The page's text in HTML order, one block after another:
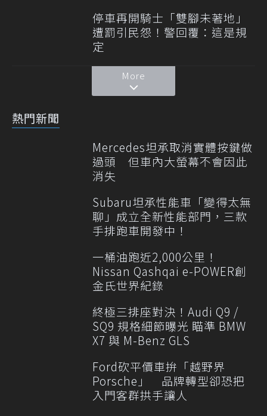
停車再開騎士「雙腳未著地」
遭罰引民怨！警回覆：這是規
定
More
熱門新聞
Mercedes坦承取消實體按鍵做
過頭 但車內大螢幕不會因此
消失
Subaru坦承性能車「變得太無
聊」成立全新性能部門，三款
手排跑車開發中！
一桶油跑近2,000公里！
Nissan Qashqai e-POWER創
金氏世界紀錄
終極三排座對決！Audi Q9 /
SQ9 規格細節曝光 瞄準 BMW
X7 與 M-Benz GLS
Ford砍平價車拚「越野界
Porsche」 品牌轉型卻恐把
入門客群拱手讓人